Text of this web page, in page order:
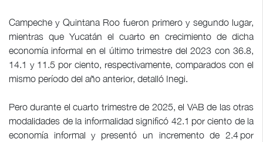
Campeche y Quintana Roo fueron primero y segundo lugar,
mientras que Yucatán el cuarto en crecimiento de dicha
economía informal en el último trimestre del 2023 con 36.8,
14.1 y 11.5 por ciento, respectivamente, comparados con el
mismo período del año anterior, detalló Inegi.
Pero durante el cuarto trimestre de 2025, el VAB de las otras
modalidades de la informalidad significó 42.1 por ciento de la
economía informal y presentó un incremento de 2.4 por